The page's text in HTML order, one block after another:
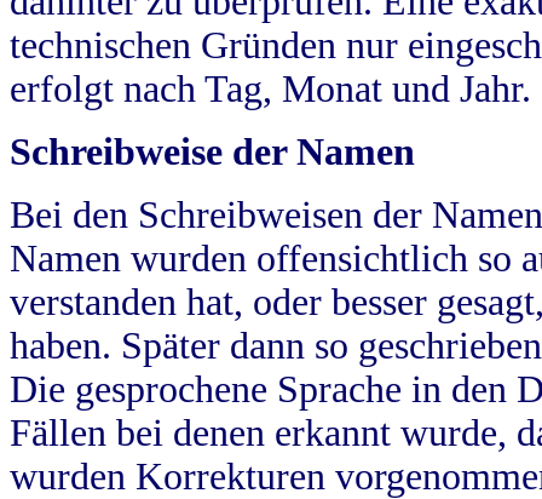
technischen Gründen nur
erfolgt nach Tag, Monat und Jahr.
Schreibweise der Namen
Bei den Schreibweisen der
Namen wurden offensichtlich so
verstanden hat, oder besser
haben. Später dann so
Die gesprochene Sprache in
Fällen bei denen erkannt wurde,
wurden Korrekturen